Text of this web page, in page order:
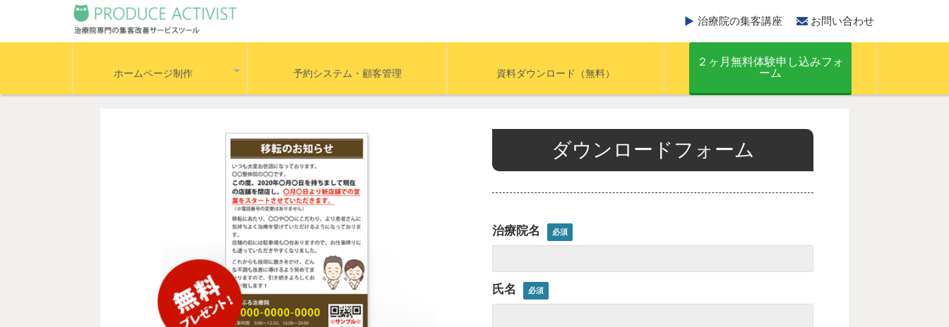
治療院の集客講座 お問い合わせ
ホームページ制作 予約システム・顧客管理 資料ダウンロード（無料）
２ヶ月無料体験申し込みフォ
ーム
ダウンロードフォーム
治療院名
氏名